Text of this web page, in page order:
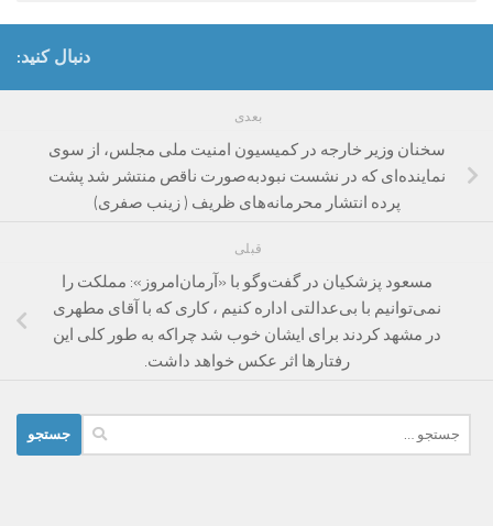
دنبال کنید:
بعدی
سخنان وزیر خارجه در کمیسیون امنیت ملی مجلس، از سوی
نماینده‌ای که در نشست نبودبه‌صورت ناقص منتشر شد پشت
پرده انتشار محرمانه‌های ظریف ( زینب صفری)
قبلی
مسعود پزشکیان در گفت‌وگو با «آرمان‌امروز»: مملکت را
نمی‌توانیم با بی‌عدالتی اداره کنیم ، کاری که با آقای مطهری
در مشهد کردند برای ایشان خوب شد چراکه به طور کلی این
رفتارها اثر عکس خواهد داشت.
برای: